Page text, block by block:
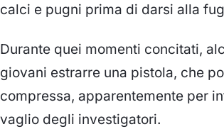
calci e pugni prima di darsi alla
Durante quei momenti concitati,
giovani estrarre una pistola, che
compressa, apparentemente per
vaglio degli investigatori.